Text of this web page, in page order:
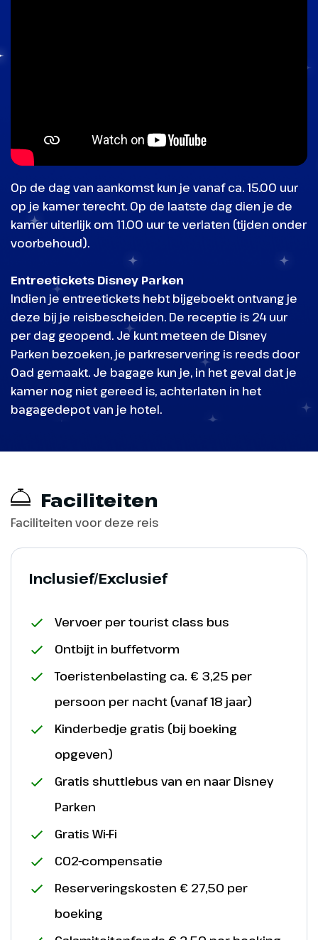
Op de dag van aankomst kun je vanaf ca. 15.00 uur
op je kamer terecht. Op de laatste dag dien je de
kamer uiterlijk om 11.00 uur te verlaten (tijden onder
voorbehoud).
Entreetickets Disney Parken
Indien je entreetickets hebt bijgeboekt ontvang je
deze bij je reisbescheiden. De receptie is 24 uur
per dag geopend. Je kunt meteen de Disney
Parken bezoeken, je parkreservering is reeds door
Oad gemaakt. Je bagage kun je, in het geval dat je
kamer nog niet gereed is, achterlaten in het
bagagedepot van je hotel.
Faciliteiten
Faciliteiten voor deze reis
Inclusief/Exclusief
Vervoer per tourist class bus
Ontbijt in buffetvorm
Toeristenbelasting ca. € 3,25 per
persoon per nacht (vanaf 18 jaar)
Kinderbedje gratis (bij boeking
opgeven)
Gratis shuttlebus van en naar Disney
Parken
Gratis Wi-Fi
CO2-compensatie
Reserveringskosten € 27,50 per
boeking